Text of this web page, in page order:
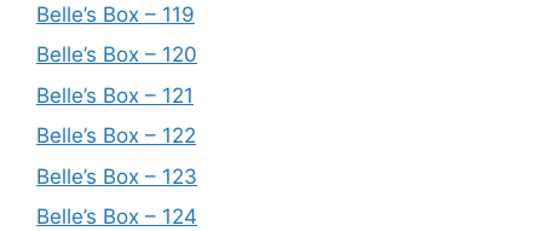
Belle’s Box – 119
Belle’s Box – 120
Belle’s Box – 121
Belle’s Box – 122
Belle’s Box – 123
Belle’s Box – 124